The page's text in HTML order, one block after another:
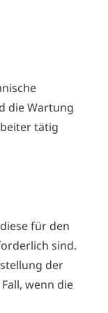
die Wartung
tätig
für den
sind.
der
wenn die